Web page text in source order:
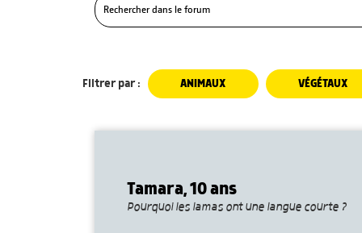
Filtrer par : ANIMAUX VÉGÉTAUX
Tamara, 10 ans
Pourquoi les lamas ont une langue courte ?